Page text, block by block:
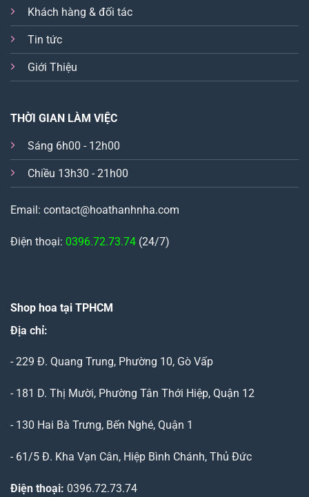
Khách hàng & đối tác
Tin tức
Giới Thiệu
THỜI GIAN LÀM VIỆC
Sáng 6h00 - 12h00
Chiều 13h30 - 21h00
Email: contact@hoathanhnha.com
Điện thoại: 0396.72.73.74 (24/7)
Shop hoa tại TPHCM
Địa chỉ:
- 229 Đ. Quang Trung, Phường 10, Gò Vấp
- 181 D. Thị Mười, Phường Tân Thới Hiệp, Quận 12
- 130 Hai Bà Trưng, Bến Nghé, Quận 1
- 61/5 Đ. Kha Vạn Cân, Hiệp Bình Chánh, Thủ Đức
Điện thoại: 0396.72.73.74